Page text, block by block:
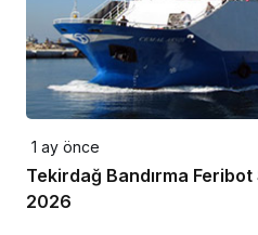
1 ay önce
Tekirdağ Bandırma
2026